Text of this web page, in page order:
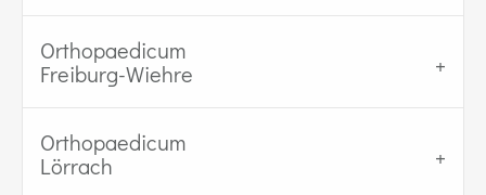
Orthopaedicum
Freiburg-Wiehre
Orthopaedicum
Lörrach